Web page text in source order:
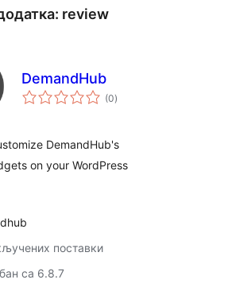
review
DemandHub
(0укупних
оцена
)
DemandHub's
on your WordPress
поставки
са 6.8.7